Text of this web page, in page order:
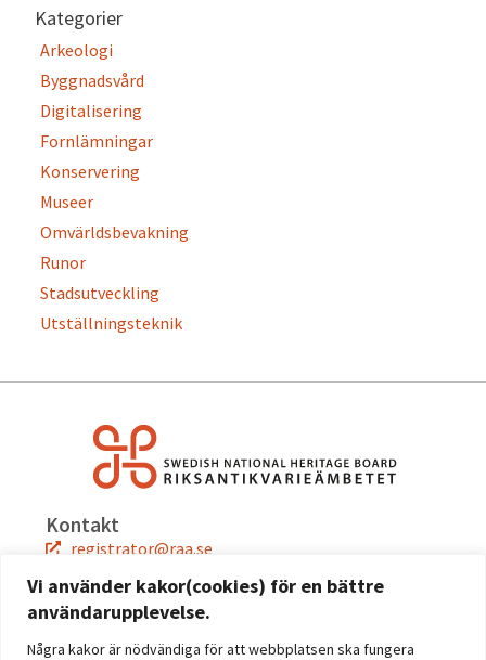
Vi använder kakor(cookies) för en bättre
användarupplevelse.
Några kakor är nödvändiga för att webbplatsen ska fungera
Kategorier
Arkeologi
Byggnadsvård
Digitalisering
Fornlämningar
Konservering
Museer
Omvärldsbevakning
Runor
Stadsutveckling
Utställningsteknik
Kontakt
registrator@raa.se
Snabblänkar
Jobba hos oss